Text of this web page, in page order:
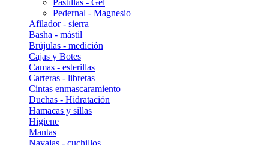
Pastillas - Gel
Pedernal - Magnesio
Afilador - sierra
Basha - mástil
Brújulas - medición
Cajas y Botes
Camas - esterillas
Carteras - libretas
Cintas enmascaramiento
Duchas - Hidratación
Hamacas y sillas
Higiene
Mantas
Navajas - cuchillos